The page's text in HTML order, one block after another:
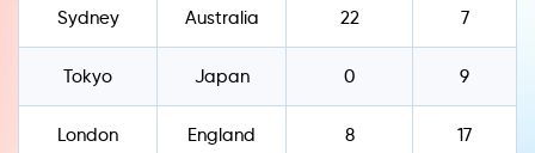
Sydney Australia 22 7
Tokyo Japan 0 9
London England 8 17